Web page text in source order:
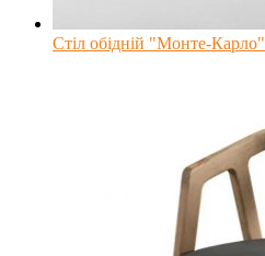
Стіл обідній "Монте-Карло"